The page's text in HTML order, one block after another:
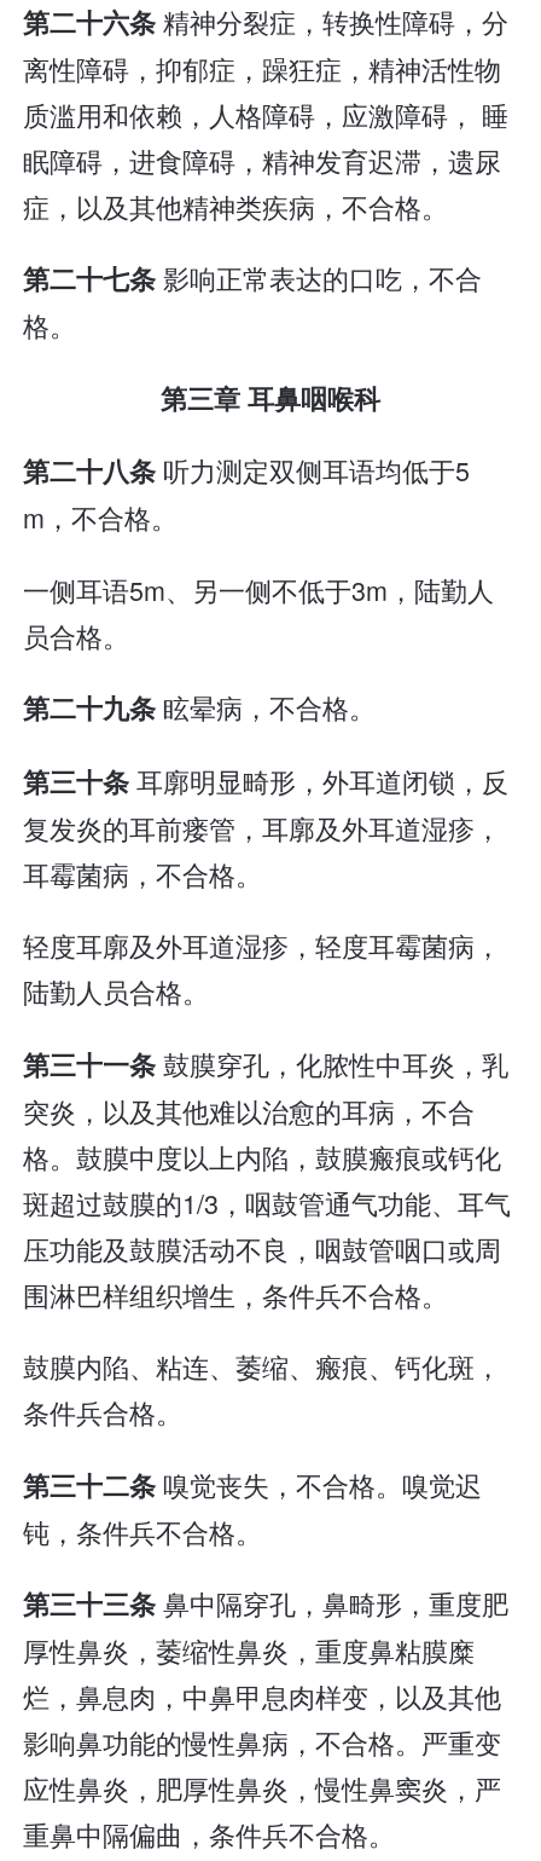
第二十六条精神分裂症，转换性障碍，分
离性障碍，抑郁症，躁狂症，精神活性物
质滥用和依赖，人格障碍，应激障碍， 睡
眠障碍，进食障碍，精神发育迟滞，遗尿
症，以及其他精神类疾病，不合格。
第二十七条影响正常表达的口吃，不合
格。
第三章 耳鼻咽喉科
第二十八条 听力测定双侧耳语均低于5
m，不合格。
一侧耳语5m、另一侧不低于3m，陆勤人
员合格。
第二十九条 眩晕病，不合格。
第三十条耳廓明显畸形，外耳道闭锁，反
复发炎的耳前瘘管，耳廓及外耳道湿疹，
耳霉菌病，不合格。
轻度耳廓及外耳道湿疹，轻度耳霉菌病，
陆勤人员合格。
第三十一条鼓膜穿孔，化脓性中耳炎，乳
突炎，以及其他难以治愈的耳病，不合
格。鼓膜中度以上内陷，鼓膜瘢痕或钙化
斑超过鼓膜的1/3，咽鼓管通气功能、耳气
压功能及鼓膜活动不良，咽鼓管咽口或周
围淋巴样组织增生，条件兵不合格。
鼓膜内陷、粘连、萎缩、瘢痕、钙化斑，
条件兵合格。
第三十二条 嗅觉丧失，不合格。嗅觉迟
钝，条件兵不合格。
第三十三条鼻中隔穿孔，鼻畸形，重度肥
厚性鼻炎，萎缩性鼻炎，重度鼻粘膜糜
烂，鼻息肉，中鼻甲息肉样变，以及其他
影响鼻功能的慢性鼻病，不合格。严重变
应性鼻炎，肥厚性鼻炎，慢性鼻窦炎，严
重鼻中隔偏曲，条件兵不合格。